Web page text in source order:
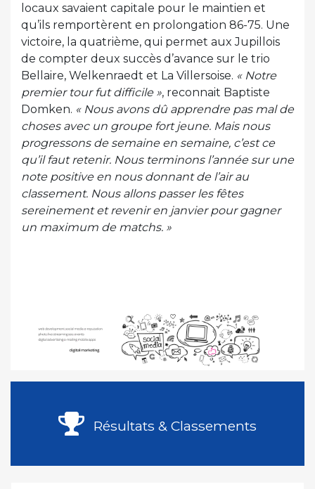
locaux savaient capitale pour le maintien et
qu’ils remportèrent en prolongation 86-75. Une
victoire, la quatrième, qui permet aux Jupillois
de compter deux succès d’avance sur le trio
Bellaire, Welkenraedt et La Villersoise. « Notre
premier tour fut difficile », reconnait Baptiste
Domken. « Nous avons dû apprendre pas mal de
choses avec un groupe fort jeune. Mais nous
progressons de semaine en semaine, c’est ce
qu’il faut retenir. Nous terminons l’année sur une
note positive en nous donnant de l’air au
classement. Nous allons passer les fêtes
sereinement et revenir en janvier pour gagner
un maximum de matchs. »
Résultats & Classements